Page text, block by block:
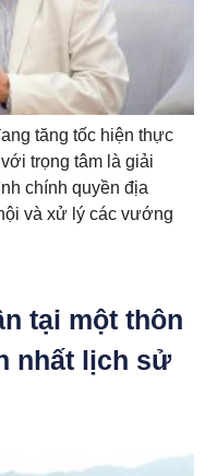
tăng tốc hiện thực
trọng tâm là giải
chính quyền địa
và xử lý các vướng
tại một thôn
nhất lịch sử